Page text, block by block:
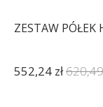
ZESTAW
552,24 zł